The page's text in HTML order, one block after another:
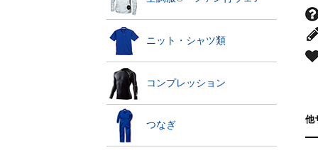
ニット・シャツ類
コンプレッション
つなぎ 他